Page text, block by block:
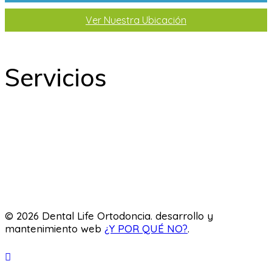
Ver Nuestra Ubicación
Servicios
© 2026 Dental Life Ortodoncia. desarrollo y
mantenimiento web ¿Y POR QUÉ NO?.